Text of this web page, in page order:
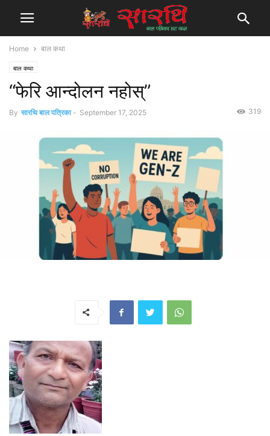
Home बाल कथा
बाल कथा
“फेरि आन्दोलन नहोस्”
By सारथि बाल पत्रिका - September 17, 2025 319